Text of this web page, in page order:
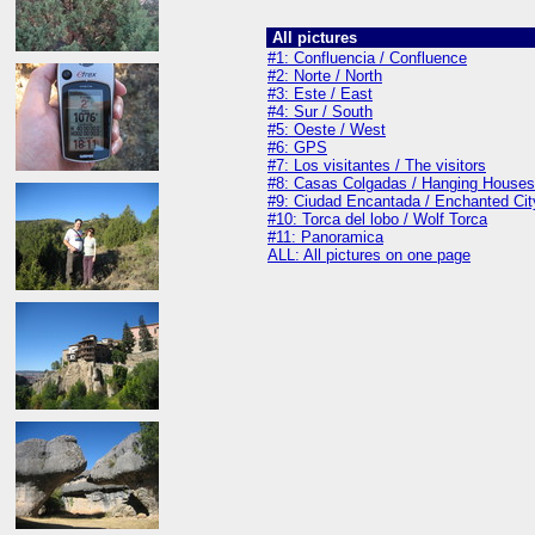
All pictures
#1: Confluencia / Confluence
#2: Norte / North
#3: Este / East
#4: Sur / South
#5: Oeste / West
#6: GPS
#7: Los visitantes / The visitors
#8: Casas Colgadas / Hanging Houses
#9: Ciudad Encantada / Enchanted
#10: Torca del lobo / Wolf Torca
#11: Panoramica
ALL: All pictures on one page